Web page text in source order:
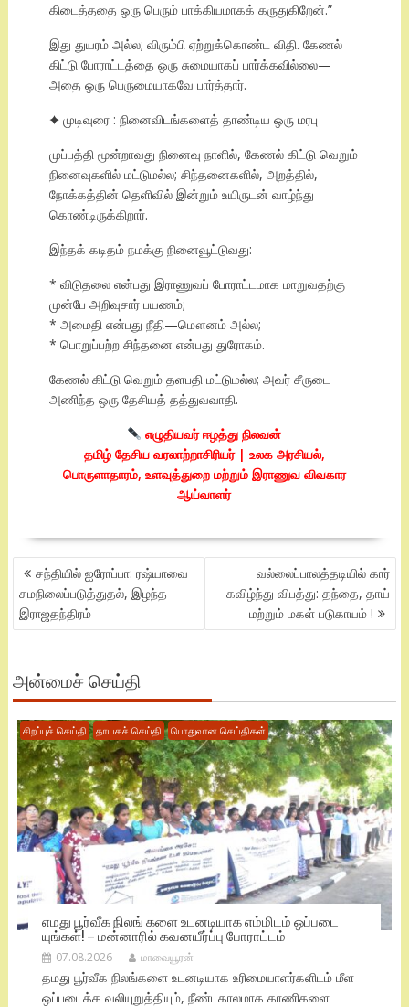
கிடைத்ததை ஒரு பெரும் பாக்கியமாகக் கருதுகிறேன்.”
இது துயரம் அல்ல; விரும்பி ஏற்றுக்கொண்ட விதி. கேணல்
கிட்டு போராட்டத்தை ஒரு சுமையாகப் பார்க்கவில்லை—
அதை ஒரு பெருமையாகவே பார்த்தார்.
✦ முடிவுரை : நினைவிடங்களைத் தாண்டிய ஒரு மரபு
முப்பத்தி மூன்றாவது நினைவு நாளில், கேணல் கிட்டு வெறும்
நினைவுகளில் மட்டுமல்ல; சிந்தனைகளில், அறத்தில்,
நோக்கத்தின் தெளிவில் இன்றும் உயிருடன் வாழ்ந்து
கொண்டிருக்கிறார்.
இந்தக் கடிதம் நமக்கு நினைவூட்டுவது:
* விடுதலை என்பது இராணுவப் போராட்டமாக மாறுவதற்கு
முன்பே அறிவுசார் பயணம்;
* அமைதி என்பது நீதி—மௌனம் அல்ல;
* பொறுப்பற்ற சிந்தனை என்பது துரோகம்.
கேணல் கிட்டு வெறும் தளபதி மட்டுமல்ல; அவர் சீருடை
அணிந்த ஒரு தேசியத் தத்துவவாதி.
எழுதியவர்ஈழத்து நிலவன்
தமிழ் தேசிய வரலாற்றாசிரியர் | உலக அரசியல்,
பொருளாதாரம், உளவுத்துறை மற்றும் இராணுவ விவகார
ஆய்வாளர்
POST
NAVIGATION
சந்தியில் ஐரோப்பா: ரஷ்யாவை
சமநிலைப்படுத்துதல், இழந்த
இராஜதந்திரம்
வல்லைப்பாலத்தடியில் கார்
கவிழ்ந்து விபத்து: தந்தை, தாய்
மற்றும் மகள் படுகாயம் !
அன்மைச் செய்தி
சிறப்புச் செய்தி தாயகச் செய்தி பொதுவான செய்திகள்
எமது பூர்வீக நிலங் களை உடனடியாக எம்மிடம் ஒப்படை
யுங்கள்! – மன்னாரில் கவனயீர்ப்பு போராட்டம்
07.08.2026 மாவையூரன்
தமது பூர்வீக நிலங்களை உடனடியாக உரிமையாளர்களிடம் மீள
ஒப்படைக்க வலியுறுத்தியும், நீண்டகாலமாக காணிகளை